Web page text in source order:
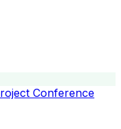
Conference